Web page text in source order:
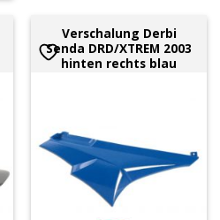
Verschalung Derbi
Senda DRD/XTREM 2003
hinten rechts blau